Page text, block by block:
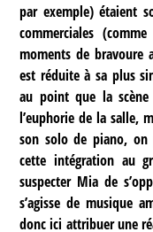
par exemple) étaient
commerciales
moments de bravoure
est réduite à sa plus
au point que la
l’euphorie de la salle,
son solo de piano, on
cette intégration au
suspecter Mia de
s’agisse de musique
donc ici attribuer une